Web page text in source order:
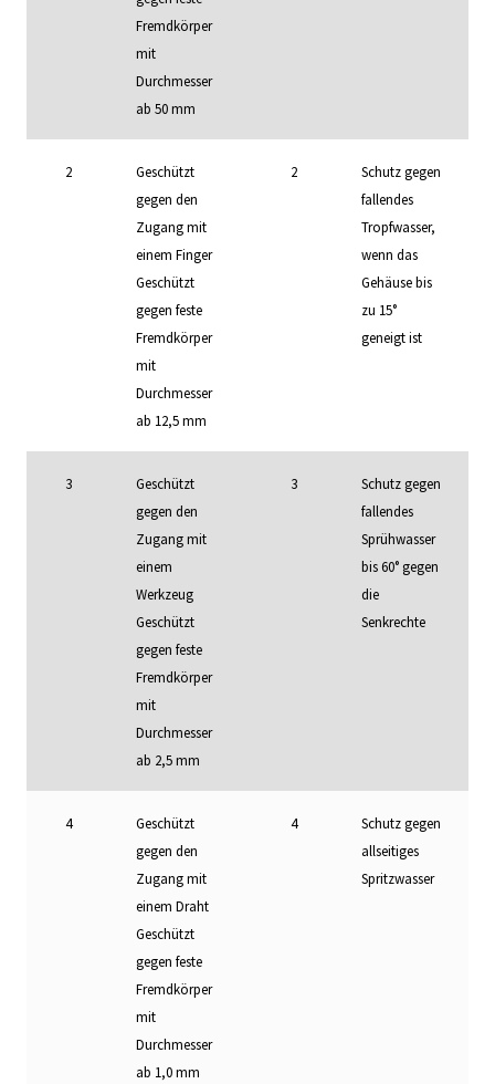
Fremdkörper
mit
Durchmesser
ab 50 mm
2
Geschützt
gegen den
Zugang mit
einem Finger
Geschützt
gegen feste
Fremdkörper
mit
Durchmesser
ab 12,5 mm
2
Schutz gegen
fallendes
Tropfwasser,
wenn das
Gehäuse bis
zu 15°
geneigt ist
3
Geschützt
gegen den
Zugang mit
einem
Werkzeug
Geschützt
gegen feste
Fremdkörper
mit
Durchmesser
ab 2,5 mm
3
Schutz gegen
fallendes
Sprühwasser
bis 60° gegen
die
Senkrechte
4
Geschützt
gegen den
Zugang mit
einem Draht
Geschützt
gegen feste
Fremdkörper
mit
Durchmesser
ab 1,0 mm
4
Schutz gegen
allseitiges
Spritzwasser